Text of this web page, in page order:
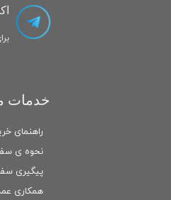
راهنمای
نحوه ی
پیگیری
همکاری
خدمات